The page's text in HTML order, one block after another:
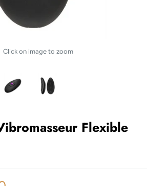
Click on image to zoom
Flexible